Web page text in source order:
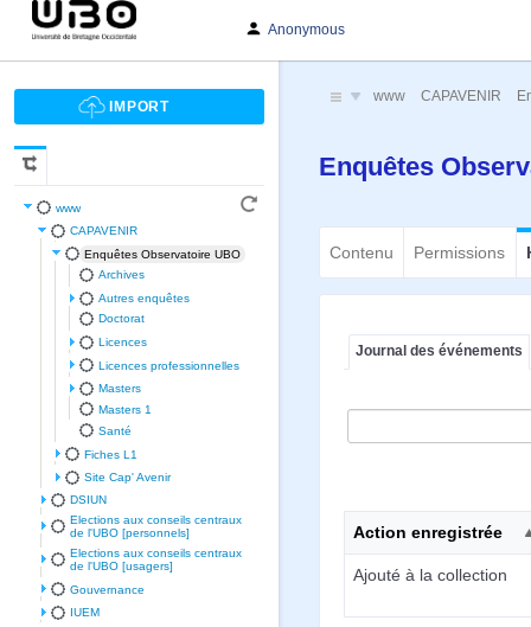
Anonymous
www
CAPAVENIR
Enquêtes Observatoire UBO
Archives
Autres enquêtes
Doctorat
Licences
Licences professionnelles
Masters
Masters 1
Santé
Fiches L1
Site Cap' Avenir
DSIUN
Elections aux conseils centraux
de l'UBO [personnels]
Elections aux conseils centraux
de l'UBO [usagers]
Gouvernance
IUEM
www CAPAVENIR
Enquêtes
Contenu Permissions
Journal des événements
Action enregistrée
Ajouté à la collection